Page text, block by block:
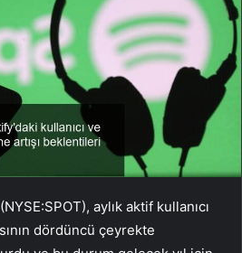
aylık aktif kullanıcı
dördüncü çeyrekte